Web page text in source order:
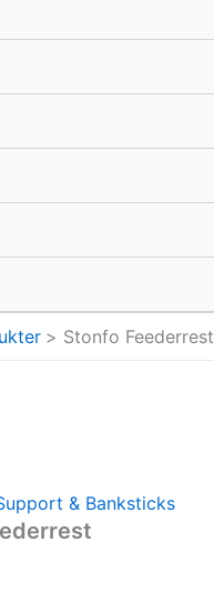
Stonfo Feederrest
& Banksticks